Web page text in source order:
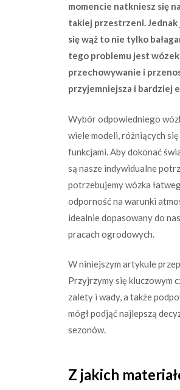
momencie natkniesz się
takiej przestrzeni.
się wąż to nie tylko
tego problemu jest
przechowywanie i
przyjemniejsza i bardziej
Wybór odpowiedniego
wiele modeli, różniących
funkcjami. Aby dokonać
są nasze indywidualne
potrzebujemy wózka
odporność na warunki
idealnie dopasowany do
pracach ogrodowych.
W niniejszym artykule
Przyjrzymy się kluczowym
zalety i wady, a także
mógł podjąć najlepszą
sezonów.
Z jakich